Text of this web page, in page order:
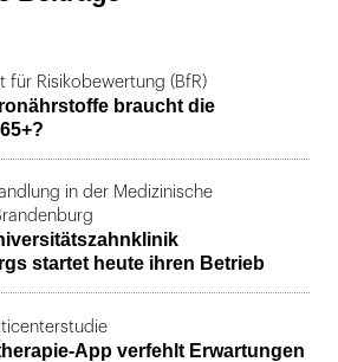
für Risikobewertung (BfR)
braucht die
in der Medizinische
startet heute ihren Betrieb
App verfehlt Erwartungen